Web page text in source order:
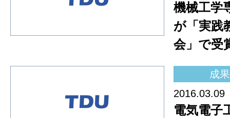
機械工学
が「実践
会」で受
成果
2016.03.09
電気電子